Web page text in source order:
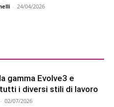
- 24/04/2026
gamma Evolve3 e
i diversi stili di lavoro
- 02/07/2026